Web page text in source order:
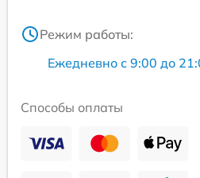
Режим работы:
Ежедневно с 9:00 до
Способы оплаты